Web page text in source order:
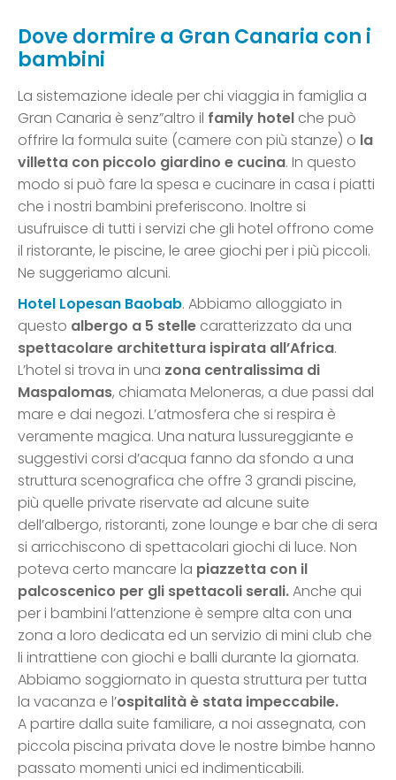
Dove dormire a Gran Canaria con i
bambini
La sistemazione ideale per chi viaggia in famiglia a
Gran Canaria è senz”altro il family hotel che può
offrire la formula suite (camere con più stanze) o la
villetta con piccolo giardino e cucina. In questo
modo si può fare la spesa e cucinare in casa i piatti
che i nostri bambini preferiscono. Inoltre si
usufruisce di tutti i servizi che gli hotel offrono come
il ristorante, le piscine, le aree giochi per i più piccoli.
Ne suggeriamo alcuni.
Hotel Lopesan Baobab. Abbiamo alloggiato in
questo albergo a 5 stelle caratterizzato da una
spettacolare architettura ispirata all’Africa.
L’hotel si trova in una zona centralissima di
Maspalomas, chiamata Meloneras, a due passi dal
mare e dai negozi. L’atmosfera che si respira è
veramente magica. Una natura lussureggiante e
suggestivi corsi d’acqua fanno da sfondo a una
struttura scenografica che offre 3 grandi piscine,
più quelle private riservate ad alcune suite
dell’albergo, ristoranti, zone lounge e bar che di sera
si arricchiscono di spettacolari giochi di luce. Non
poteva certo mancare la piazzetta con il
palcoscenico per gli spettacoli serali.Anche qui
per i bambini l’attenzione è sempre alta con una
zona a loro dedicata ed un servizio di mini club che
li intrattiene con giochi e balli durante la giornata.
Abbiamo soggiornato in questa struttura per tutta
la vacanza e l’ospitalità è stata impeccabile.
A partire dalla suite familiare, a noi assegnata, con
piccola piscina privata dove le nostre bimbe hanno
passato momenti unici ed indimenticabili.